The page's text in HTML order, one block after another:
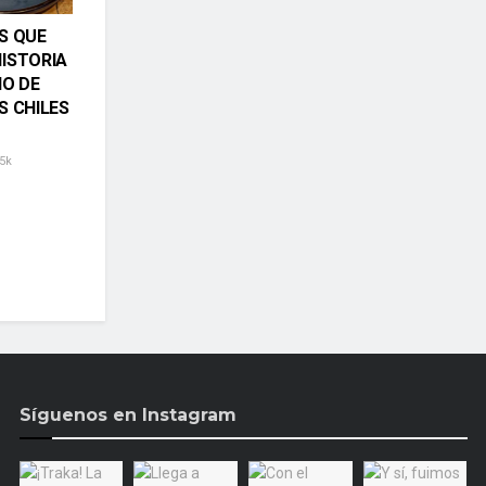
QUE
DE
CHILES
Síguenos en Instagram